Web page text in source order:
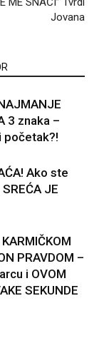
Jovana
3 znaka –
početak?!
Ako ste
JE
PRAVDOM –
i OVOM
SEKUNDE